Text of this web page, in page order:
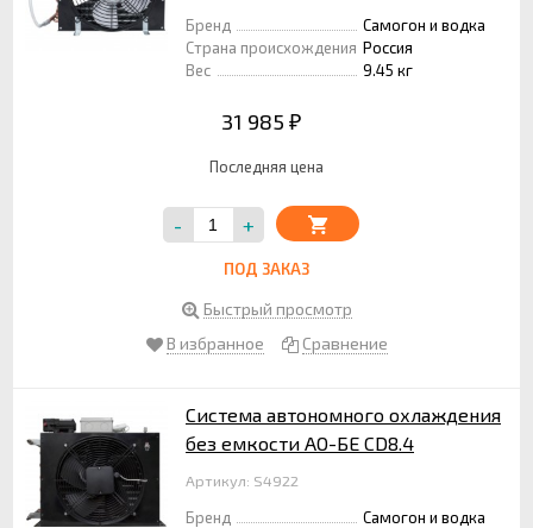
Бренд
Самогон и водка
Страна происхождения Россия
Вес
9.45 кг
31 985 ₽
Последняя цена
- +
ПОД ЗАКАЗ
Быстрый просмотр
В избранное
Сравнение
Система автономного охлаждения
без емкости АО-БЕ CD8.4
Артикул: S4922
Бренд
Самогон и водка